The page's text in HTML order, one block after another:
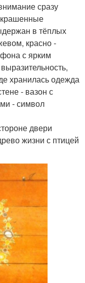
сразу
крашенные
в тёплых
красно -
с ярким
хранилась одежда
- вазон с
- символ
двери
жизни с птицей